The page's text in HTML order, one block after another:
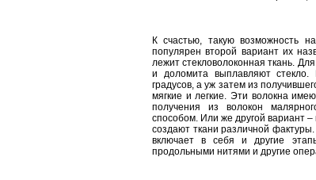
К счастью, такую возможность
популярен второй вариант их
лежит стекловолоконная ткань.
и доломита выплавляют
градусов, а уж затем из
мягкие и легкие. Эти волокна
получения из волокон
способом. Или же другой вариант –
создают ткани различной
включает в себя и другие
продольными нитями и другие